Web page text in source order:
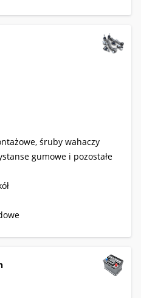
śruby wahaczy
gumowe i pozostałe